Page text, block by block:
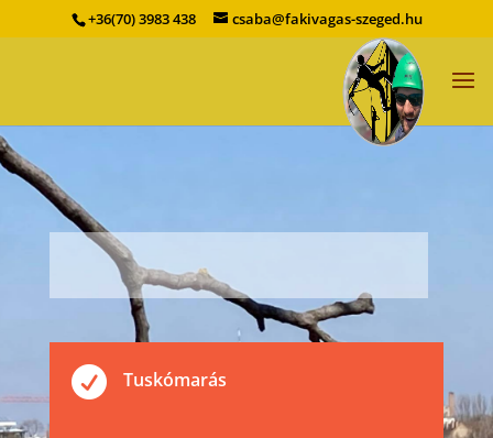
+36(70) 3983 438 csaba@fakivagas-szeged.hu
 Tuskómarás